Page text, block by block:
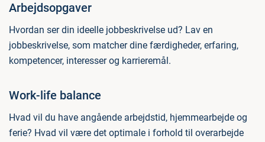
Arbejdsopgaver
Hvordan ser din ideelle jobbeskrivelse ud? Lav en
jobbeskrivelse, som matcher dine færdigheder, erfaring,
kompetencer, interesser og karrieremål.
Work-life balance
Hvad vil du have angående arbejdstid, hjemmearbejde og
ferie? Hvad vil være det optimale i forhold til overarbejde